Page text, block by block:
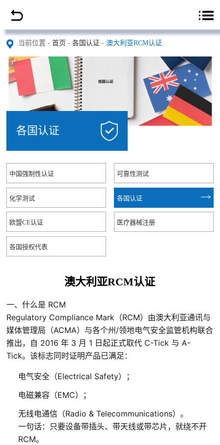
首页
公司简介
中国强制性认证
防爆合格证
防爆CCC
防爆区域检测
可靠性测试
高低温测震动测试
盐雾腐蚀测试
冲击测试
UV老化测试
化学测试
环保测试ROHS/REACH
欧盟玩具测试
当前位置 -首页 -各国认证 -澳大利亚RCM认证
各国认证
中国强制性认证 可靠性测试
化学测试 各国认证
欧盟CE认证 医疗器械注册
各国授权代表
澳大利亚RCM认证
一、什么是 RCM
Regulatory Compliance Mark（RCM）由澳大利亚通讯与
媒体管理局（ACMA）与各个州/领地电气安全监管机构联合
推出，自 2016 年 3 月 1 日起正式取代 C-Tick 与 A-
Tick。该标志同时证明产品已满足：
电气安全（Electrical Safety）；
电磁兼容（EMC）；
无线电通信（Radio & Telecommunications）。
一句话：只要设备带插头、带天线或带芯片，就绕不开
RCM。